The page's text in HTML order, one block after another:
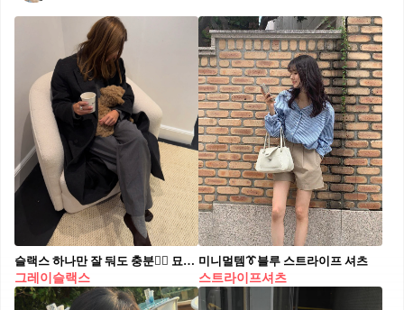
슬랙스 하나만 잘 둬도 충분👍🏻 묘~하게 다 잘 어울리는 그레이 슬랙스😉✨교복템 예약이야 블랙 슬랙스가 룩의 중심을 잡아준다면, 그레이 슬랙스는 보다 유연하게 스타일에 스며드는데요. 코트나 셔츠에 매치하면 단정한 오피스룩으로, 니트나 롱 슬리브와 입어 힘을 뺀 데일리룩으로 활용하기 좋습니다. 담백한 컬러의 그레이 슬랙스는 디테일이 과하지 않을수록 매력이 살아나는데요. 컬러나 소재에 미묘한 변화를 더하는 것만으로도 스타일에 자연스러운 깊이를 더할 수 있습니다.
그레이슬랙스
미니멀템👔블루 스트라이프 셔츠
스트라이프셔츠